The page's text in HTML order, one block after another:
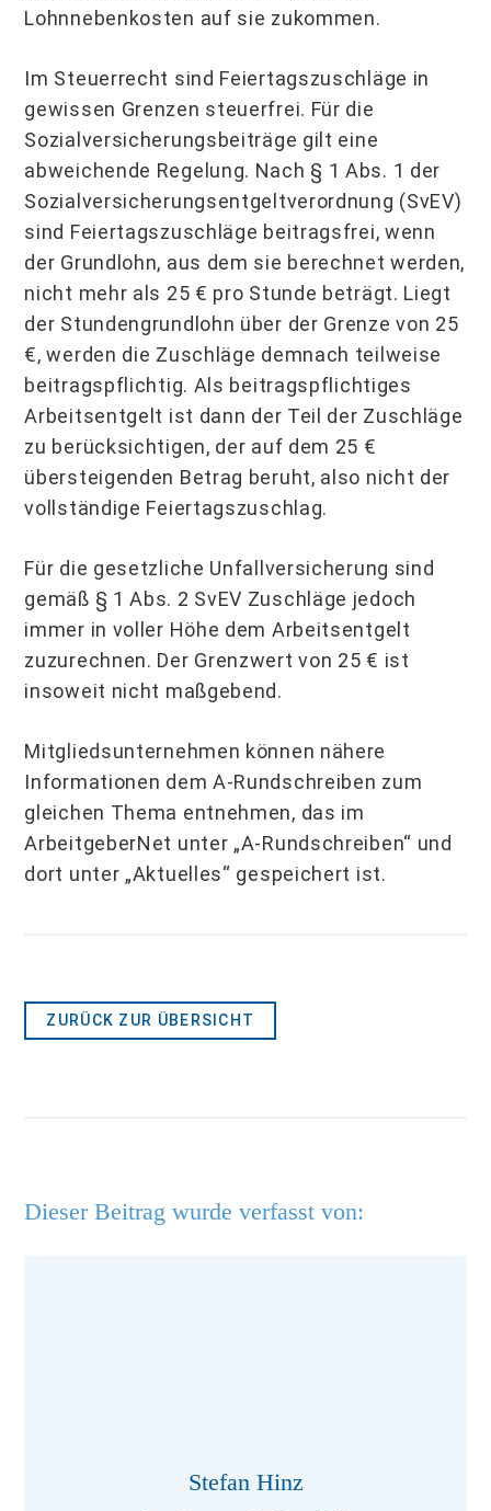
Lohnnebenkosten auf sie zukommen.
Im Steuerrecht sind Feiertagszuschläge in
gewissen Grenzen steuerfrei. Für die
Sozialversicherungsbeiträge gilt eine
abweichende Regelung. Nach § 1 Abs. 1 der
Sozialversicherungsentgeltverordnung (SvEV)
sind Feiertagszuschläge beitragsfrei, wenn
der Grundlohn, aus dem sie berechnet werden,
nicht mehr als 25 € pro Stunde beträgt. Liegt
der Stundengrundlohn über der Grenze von 25
€, werden die Zuschläge demnach teilweise
beitragspflichtig. Als beitragspflichtiges
Arbeitsentgelt ist dann der Teil der Zuschläge
zu berücksichtigen, der auf dem 25 €
übersteigenden Betrag beruht, also nicht der
vollständige Feiertagszuschlag.
Für die gesetzliche Unfallversicherung sind
gemäß § 1 Abs. 2 SvEV Zuschläge jedoch
immer in voller Höhe dem Arbeitsentgelt
zuzurechnen. Der Grenzwert von 25 € ist
insoweit nicht maßgebend.
Mitgliedsunternehmen können nähere
Informationen dem A-Rundschreiben zum
gleichen Thema entnehmen, das im
ArbeitgeberNet unter „A-Rundschreiben“ und
dort unter „Aktuelles“ gespeichert ist.
ZURÜCK ZUR ÜBERSICHT
Dieser Beitrag wurde verfasst von:
Stefan Hinz